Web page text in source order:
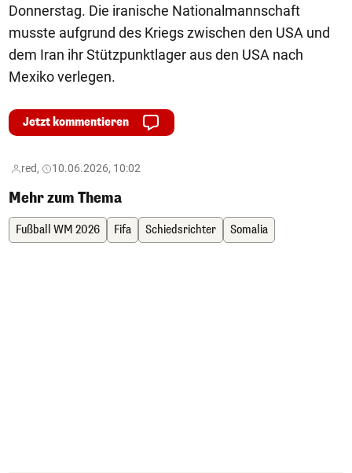
Donnerstag. Die iranische Nationalmannschaft
musste aufgrund des Kriegs zwischen den USA und
dem Iran ihr Stützpunktlager aus den USA nach
Mexiko verlegen.
Jetzt kommentieren
red, 10.06.2026, 10:02
Mehr zum Thema
Fußball WM 2026 Fifa Schiedsrichter Somalia